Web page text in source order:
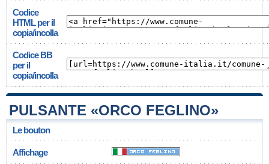
Codice
HTML per il
copia/incolla
Codice BB
per il
copia/incolla
PULSANTE «ORCO FEGLINO»
Le bouton
Affichage